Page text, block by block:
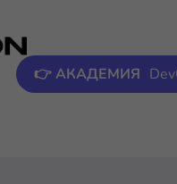
👉 АКАДЕМИЯ